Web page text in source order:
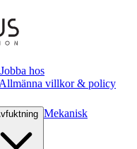
Jobba hos
villkor & policy
Mekanisk